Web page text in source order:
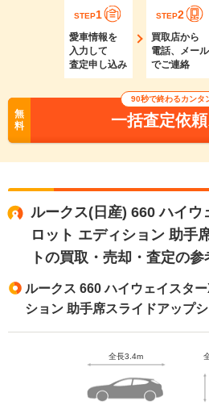
STEP1
愛車情報を
入力して
査定申し込み
STEP2
買取店から
電話、メール
でご連絡
無
料
90秒で終わるカンタ
一括査定依
ルークス(日産) 660 ハイウ
ロット エディション 助手
トの買取・売却・査定の参
ルークス 660 ハイウェイスタ
ション 助手席スライドアップ
全長3.4m